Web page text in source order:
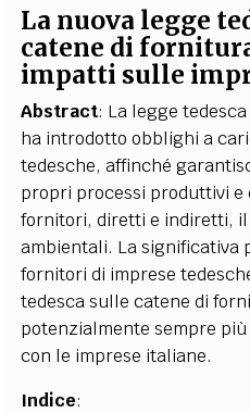
La nuova legge
catene di
impatti sulle
Abstract: La legge
ha introdotto obblighi a
tedesche, affinché
propri processi produttivi
fornitori, diretti e indiretti,
ambientali. La significativa
fornitori di imprese
tedesca sulle catene di
potenzialmente sempre
con le imprese italiane.
Indice: